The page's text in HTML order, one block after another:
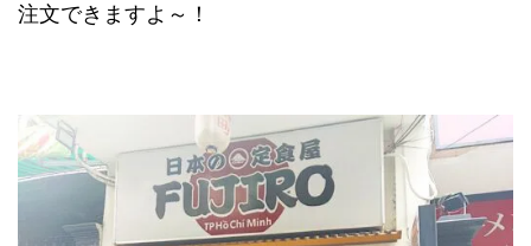
注文できますよ～！